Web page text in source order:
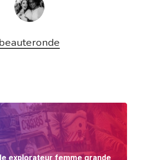
beauteronde
explorateur femme grande